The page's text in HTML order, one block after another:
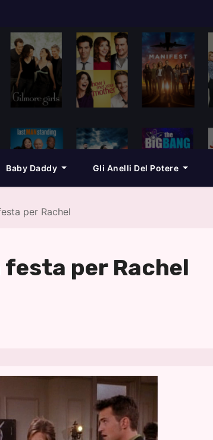
Baby Daddy Gli Anelli Del Potere
per Rachel
per Rachel